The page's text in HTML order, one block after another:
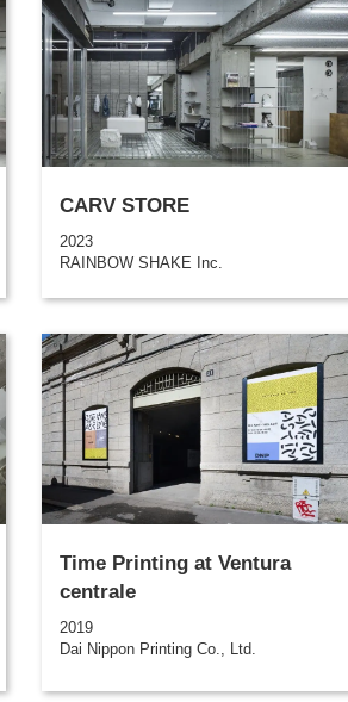
CARV STORE
2023
RAINBOW SHAKE Inc.
Time Printing at Ventura
centrale
2019
Dai Nippon Printing Co., Ltd.